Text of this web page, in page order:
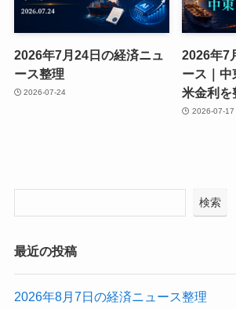
2026年7月24日の経済ニュ
ース整理
2026-07-24
2026年7
ース｜中
米金利を
2026-07-17
検索
最近の投稿
2026年8月7日の経済ニュース整理